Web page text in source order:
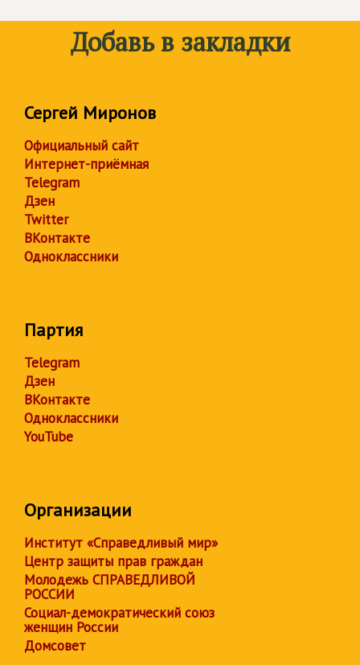
Добавь в закладки
Сергей Миронов
Официальный сайт
Интернет-приёмная
Telegram
Дзен
Twitter
ВКонтакте
Одноклассники
Партия
Telegram
Дзен
ВКонтакте
Одноклассники
YouTube
Организации
Институт «Справедливый мир»
Центр защиты прав граждан
Молодежь СПРАВЕДЛИВОЙ
РОССИИ
Социал-демократический союз
женщин России
Домсовет